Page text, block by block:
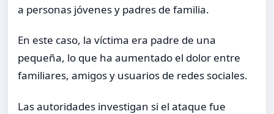
a personas jóvenes y padres de familia.
En este caso, la víctima era padre de una
pequeña, lo que ha aumentado el dolor entre
familiares, amigos y usuarios de redes sociales.
Las autoridades investigan si el ataque fue